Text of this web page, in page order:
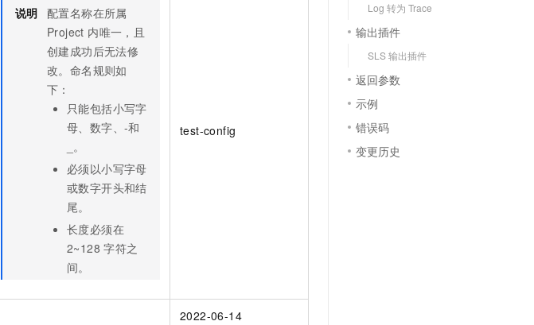
说明 配置名称在所属
Project 内唯一，且
创建成功后无法修
改。命名规则如
下：
只能包括小写字
母、数字、-和
_。
必须以小写字母
或数字开头和结
尾。
长度必须在
2~128 字符之
间。
test-config
2022-06-14
Log 转为 Trace
输出插件
SLS 输出插件
返回参数
示例
错误码
变更历史